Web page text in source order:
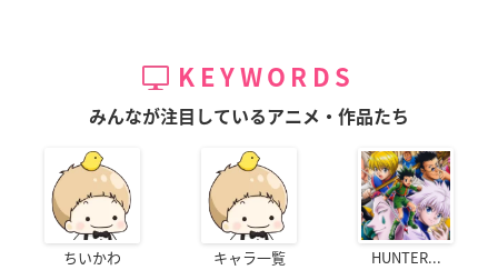
KEYWORDS
みんなが注目しているアニメ・作品たち
ちいかわ キャラ一覧 HUNTER...